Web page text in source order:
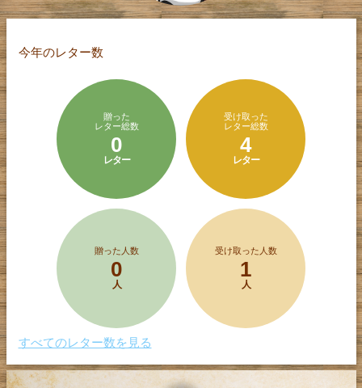
今年のレター数
贈った
レター総数
0
レター
受け取った
レター総数
4
レター
贈った人数
0
人
受け取った人数
1
人
すべてのレター数を見る